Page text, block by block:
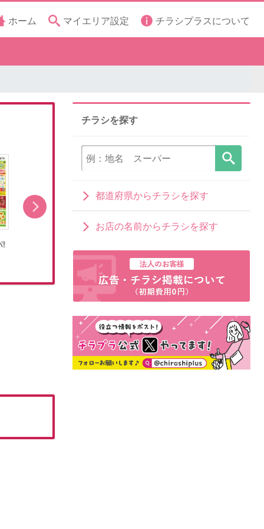
ホーム マイエリア設定 チラシプラスについて
!
チラシを探す
都道府県からチラシを探す
お店の名前からチラシを探す